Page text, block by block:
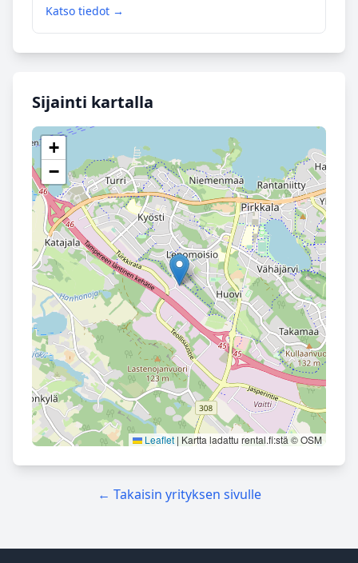
Katso tiedot →
Sijainti kartalla
+
−
Leaflet | Kartta ladattu rental.fi:stä © OSM
← Takaisin yrityksen sivulle